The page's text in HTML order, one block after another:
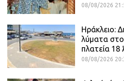
08/08/2026
Ηράκλειο:
λύματα στο
πλατεία 18
08/08/2026